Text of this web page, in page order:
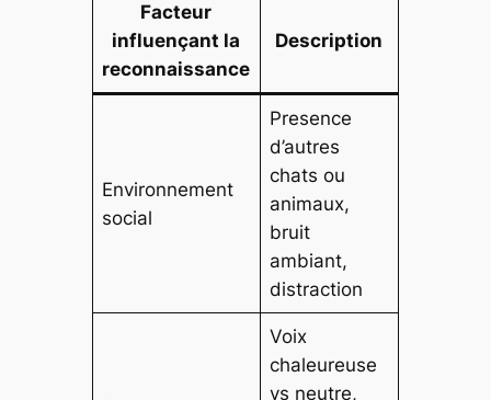
Facteur
influençant la
reconnaissance
Description
Environnement
social
Presence
d’autres
chats ou
animaux,
bruit
ambiant,
distraction
Voix
chaleureuse
vs neutre,